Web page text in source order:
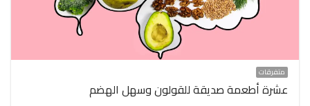
متفرقات
عشرة أطعمة صديقة للقولون وسهل الهضم